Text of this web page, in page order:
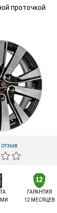
проточкой
ГАРАНТИЯ
12 МЕСЯЦЕВ